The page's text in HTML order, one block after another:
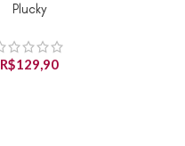
Plucky
R$129,90